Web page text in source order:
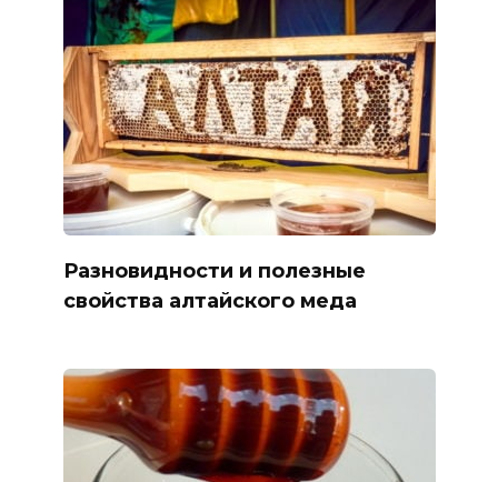
Разновидности и полезные
свойства алтайского меда